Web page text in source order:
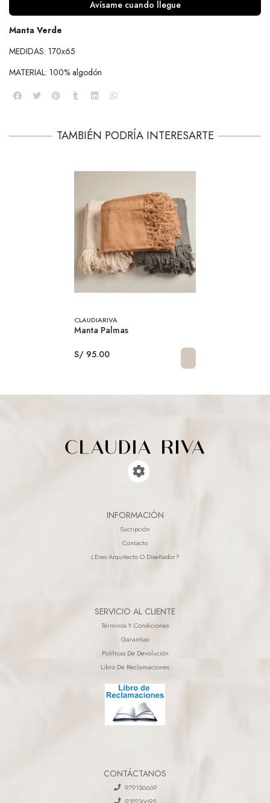
Avísame cuando llegue
Manta Verde
MEDIDAS: 170x65
MATERIAL: 100% algodón
TAMBIÉN PODRÍA INTERESARTE
CLAUDIARIVA
Manta Palmas
S/ 95.00
INFORMACIÓN
Sucripción
Contacto
¿eres Arquitecto O Diseñador?
SERVICIO AL CLIENTE
Términos Y Condiciones
Garantias
Políticas De Devolución
Libro De Reclamaciones
CONTÁCTANOS
979156669